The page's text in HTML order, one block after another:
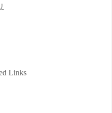
Links